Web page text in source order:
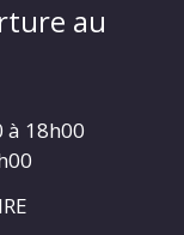
au
à 18h00